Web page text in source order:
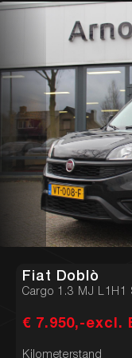
Fiat Doblò
Cargo 1.3 MJ L1H1
€ 7.950,-excl.
Kilometerstand